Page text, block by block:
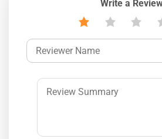
Write a